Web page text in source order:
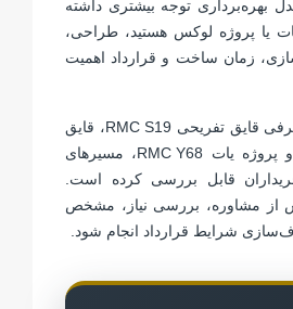
بهره‌برداری توجه بیشتری داشته
یا پروژه لوکس هستید، طراحی،
زمان ساخت و قرارداد اهمیت
قایق تفریحی RMC S19، قایق
و پروژه یات RMC Y68، مسیرهای
قابل بررسی کرده است.
از مشاوره، بررسی نیاز، مشخص
شرایط قرارداد انجام شود.